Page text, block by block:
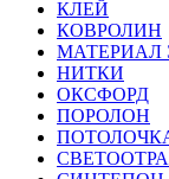
КЛЕЙ
КОВРОЛИН
МАТЕРИАЛ
НИТКИ
ОКСФОРД
ПОРОЛОН